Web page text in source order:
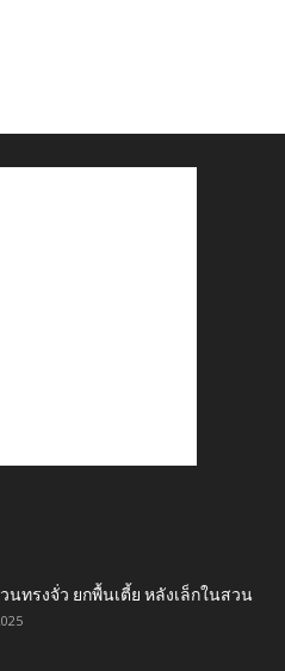
นทรงจั่ว ยกพื้นเตี้ย หลังเล็กในสวน